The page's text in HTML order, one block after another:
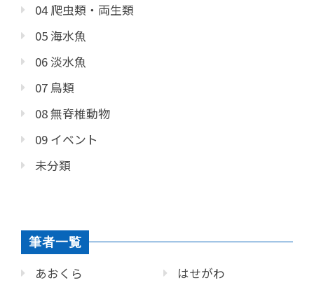
04 爬虫類・両生類
05 海水魚
06 淡水魚
07 鳥類
08 無脊椎動物
09 イベント
未分類
筆者一覧
あおくら
はせがわ